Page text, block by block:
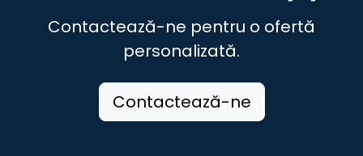
Contactează-ne pentru o ofertă
personalizată.
Contactează-ne